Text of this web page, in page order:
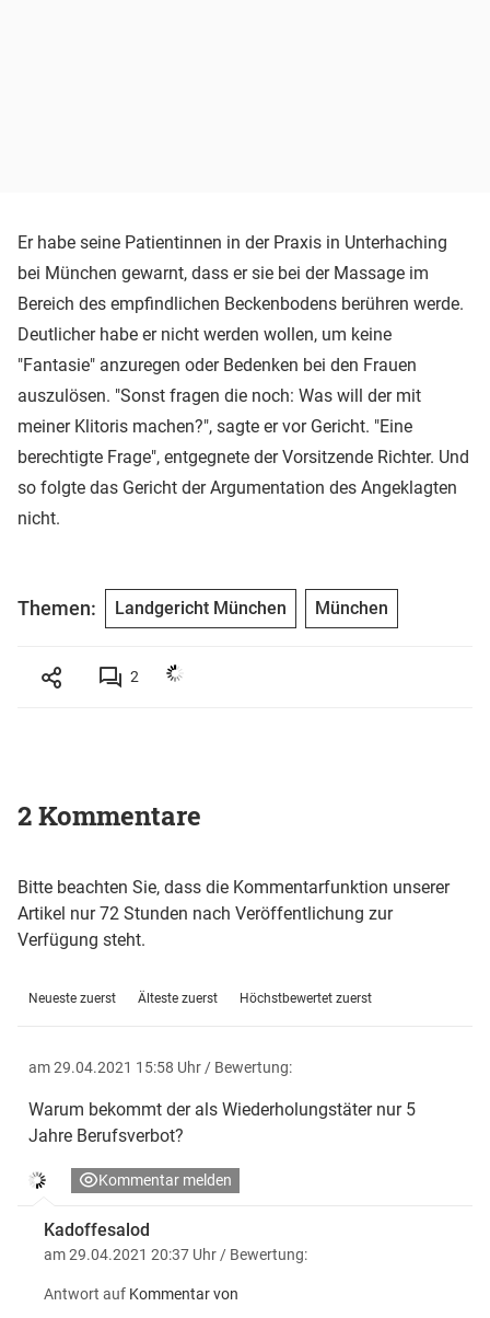
Er habe seine Patientinnen in der Praxis in Unterhaching
bei München gewarnt, dass er sie bei der Massage im
Bereich des empfindlichen Beckenbodens berühren werde.
Deutlicher habe er nicht werden wollen, um keine
"Fantasie" anzuregen oder Bedenken bei den Frauen
auszulösen. "Sonst fragen die noch: Was will der mit
meiner Klitoris machen?", sagte er vor Gericht. "Eine
berechtigte Frage", entgegnete der Vorsitzende Richter. Und
so folgte das Gericht der Argumentation des Angeklagten
nicht.
Themen: Landgericht München München
2
2 Kommentare
Bitte beachten Sie, dass die Kommentarfunktion unserer
Artikel nur 72 Stunden nach Veröffentlichung zur
Verfügung steht.
Neueste zuerst Älteste zuerst Höchstbewertet zuerst
am 29.04.2021 15:58 Uhr / Bewertung:
Warum bekommt der als Wiederholungstäter nur 5
Jahre Berufsverbot?
Kommentar melden
Kadoffesalod
am 29.04.2021 20:37 Uhr / Bewertung:
Antwort auf Kommentar von